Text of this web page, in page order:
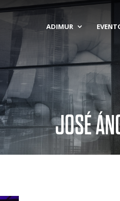
ADIMUR
JOSÉ